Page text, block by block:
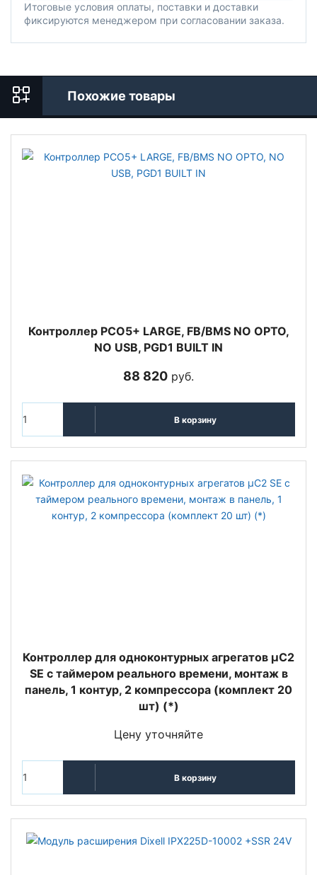
Итоговые условия оплаты, поставки и доставки
фиксируются менеджером при согласовании заказа.
Похожие товары
Контроллер PCO5+ LARGE, FB/BMS NO OPTO,
NO USB, PGD1 BUILT IN
88 820 руб.
В корзину
Контроллер для одноконтурных агрегатов µC2
SE с таймером реального времени, монтаж в
панель, 1 контур, 2 компрессора (комплект 20
шт) (*)
Цену уточняйте
В корзину